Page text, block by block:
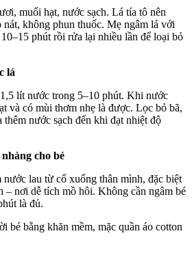
muối hạt, nước sạch. Lá tía tô nên
không phun thuốc. Mẹ ngâm lá với
phút rồi rửa lại nhiều lần để loại bỏ
lá
lít nước trong 5–10 phút. Khi nước
và có mùi thơm nhẹ là được. Lọc bỏ bã,
nước sạch đến khi đạt nhiệt độ
cho bé
nước lau từ cổ xuống thân mình, đặc biệt
– nơi dễ tích mồ hôi. Không cần ngâm bé
là đủ.
bé bằng khăn mềm, mặc quần áo cotton